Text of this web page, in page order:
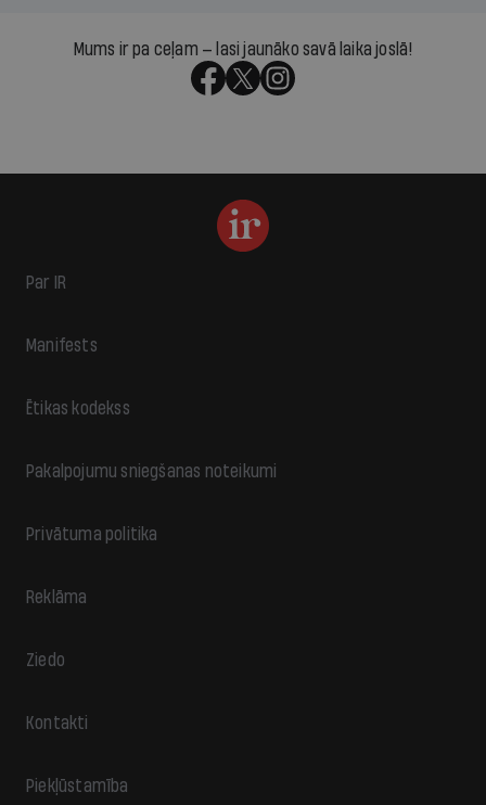
Mums ir pa ceļam — lasi jaunāko savā laika joslā!
Par IR
Manifests
Ētikas kodekss
Pakalpojumu sniegšanas noteikumi
Privātuma politika
Reklāma
Ziedo
Kontakti
Piekļūstamība